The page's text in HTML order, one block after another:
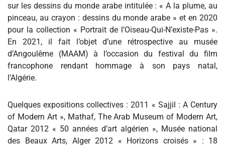
sur les dessins du monde arabe intitulée : « A la plume, au
pinceau, au crayon : dessins du monde arabe » et en 2020
pour la collection « Portrait de l’Oiseau-Qui-N’existe-Pas ».
En 2021, il fait l’objet d’une rétrospective au musée
d’Angoulême (MAAM) à l’occasion du festival du film
francophone rendant hommage à son pays natal,
l’Algérie.
Quelques expositions collectives : 2011 « Sajjil : A Century
of Modern Art », Mathaf, The Arab Museum of Modern Art,
Qatar 2012 « 50 années d’art algérien », Musée national
des Beaux Arts, Alger 2012 « Horizons croisés » : 18